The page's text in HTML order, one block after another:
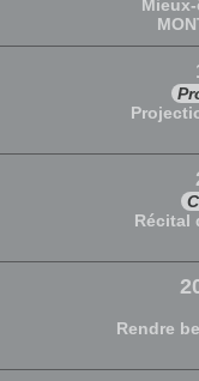
Récital
Rendre